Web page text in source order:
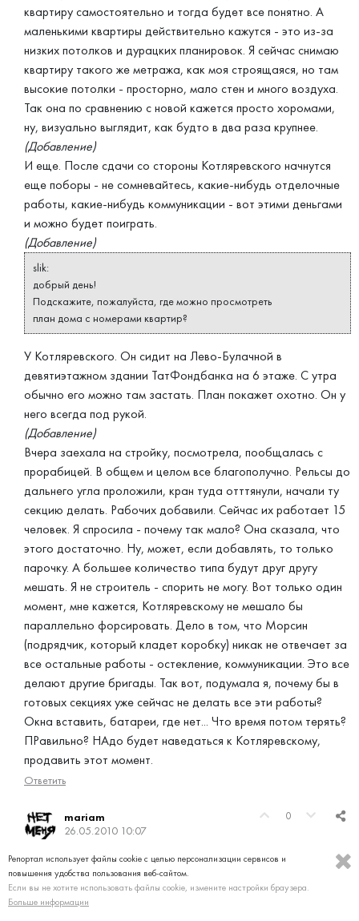
Репортал использует файлы cookie с целью персонализации сервисов и
повышения удобства пользования веб-сайтом.
Если вы не хотите использовать файлы cookie, измените настройки браузера.
Больше информации
квартиру самостоятельно и тогда будет все понятно. А
маленькими квартиры действительно кажутся - это из-за
низких потолков и дурацких планировок. Я сейчас снимаю
квартиру такого же метража, как моя строящаяся, но там
высокие потолки - просторно, мало стен и много воздуха.
Так она по сравнению с новой кажется просто хоромами,
ну, визуально выглядит, как будто в два раза крупнее.
(Добавление)
И еще. После сдачи со стороны Котляревского начнутся
еще поборы - не сомневайтесь, какие-нибудь отделочные
работы, какие-нибудь коммуникации - вот этими деньгами
и можно будет поиграть.
(Добавление)
slik:
добрый день!
Подскажите, пожалуйста, где можно просмотреть
план дома с номерами квартир?
У Котляревского. Он сидит на Лево-Булачной в
девятиэтажном здании ТатФондбанка на 6 этаже. С утра
обычно его можно там застать. План покажет охотно. Он у
него всегда под рукой.
(Добавление)
Вчера заехала на стройку, посмотрела, пообщалась с
прорабицей. В общем и целом все благополучно. Рельсы до
дальнего угла проложили, кран туда отттянули, начали ту
секцию делать. Рабочих добавили. Сейчас их работает 15
человек. Я спросила - почему так мало? Она сказала, что
этого достаточно. Ну, может, если добавлять, то только
парочку. А большее количество типа будут друг другу
мешать. Я не строитель - спорить не могу. Вот только один
момент, мне кажется, Котляревскому не мешало бы
параллельно форсировать. Дело в том, что Морсин
(подрядчик, который кладет коробку) никак не отвечает за
все остальные работы - остекление, коммуникации. Это все
делают другие бригады. Так вот, подумала я, почему бы в
готовых секциях уже сейчас не делать все эти работы?
Окна вставить, батареи, где нет... Что время потом терять?
ПРавильно? НАдо будет наведаться к Котляревскому,
продавить этот момент.
Ответить
0
mariam
26.05.2010 10:07
Вернемся к баранам, это я о метраже (извините).
Созванивались с БТИшниками в свое время, то есть тогда
когда зашли в квартиру и ужаснулись. Они сказали, что